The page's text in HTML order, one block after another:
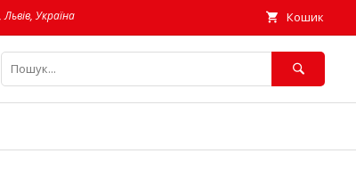
Україна Кошик